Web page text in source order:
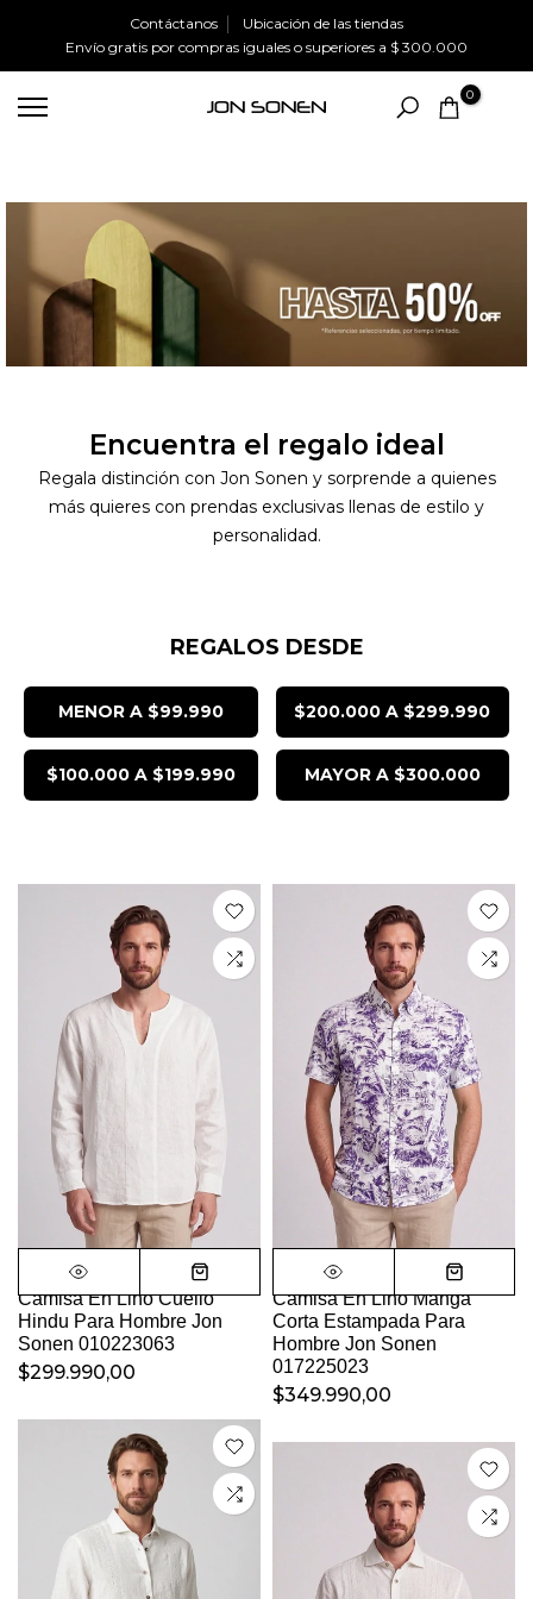
contenido
Contáctanos
Ubicación de las tiendas
Envío gratis por compras iguales o superiores a $ 300.000
0
Encuentra el regalo ideal
Regala distinción con Jon Sonen y sorprende a quienes
más quieres con prendas exclusivas llenas de estilo y
personalidad.
REGALOS DESDE
MENOR A $99.990 $200.000 A $299.990
$100.000 A $199.990 MAYOR A $300.000
Camisa En Lino Cuello
Hindu Para Hombre Jon
Sonen 010223063
$299.990,00
Camisa En Lino Manga
Corta Estampada Para
Hombre Jon Sonen
017225023
$349.990,00